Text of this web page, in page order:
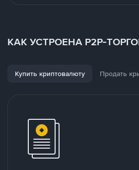
КАК УСТРОЕНА P2P-
Купить криптовалюту Продать